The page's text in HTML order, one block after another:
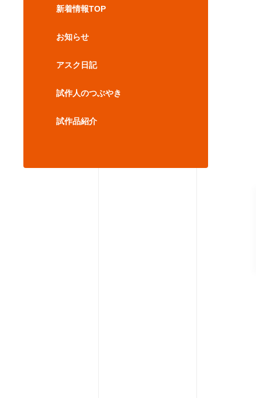
新着情報TOP
お知らせ
アスク日記
試作人のつぶやき
試作品紹介